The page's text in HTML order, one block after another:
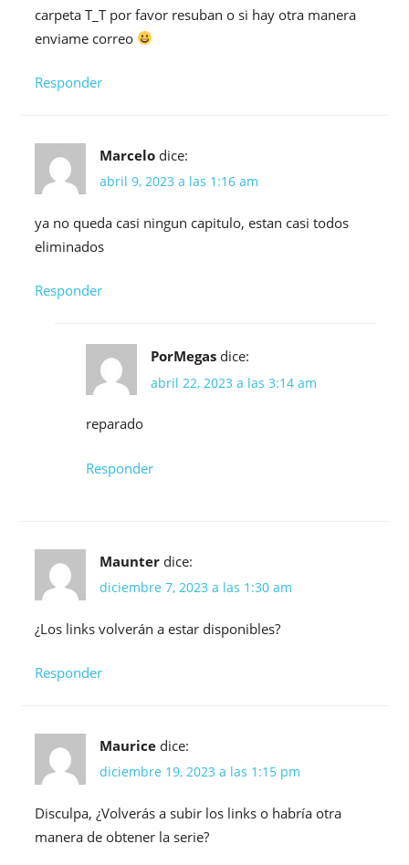
carpeta T_T por favor resuban o si hay otra manera
enviame correo
Responder
Marcelo dice:
abril 9, 2023 a las 1:16 am
ya no queda casi ningun capitulo, estan casi todos
eliminados
Responder
PorMegas dice:
abril 22, 2023 a las 3:14 am
reparado
Responder
Maunter dice:
diciembre 7, 2023 a las 1:30 am
¿Los links volverán a estar disponibles?
Responder
Maurice dice:
diciembre 19, 2023 a las 1:15 pm
Disculpa, ¿Volverás a subir los links o habría otra
manera de obtener la serie?